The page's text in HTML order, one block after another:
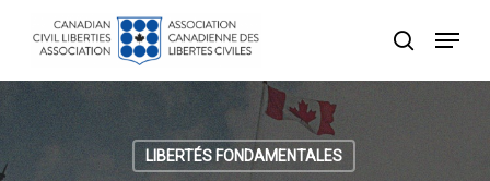
content
recherche
Menu
LIBERTÉS FONDAMENTALES